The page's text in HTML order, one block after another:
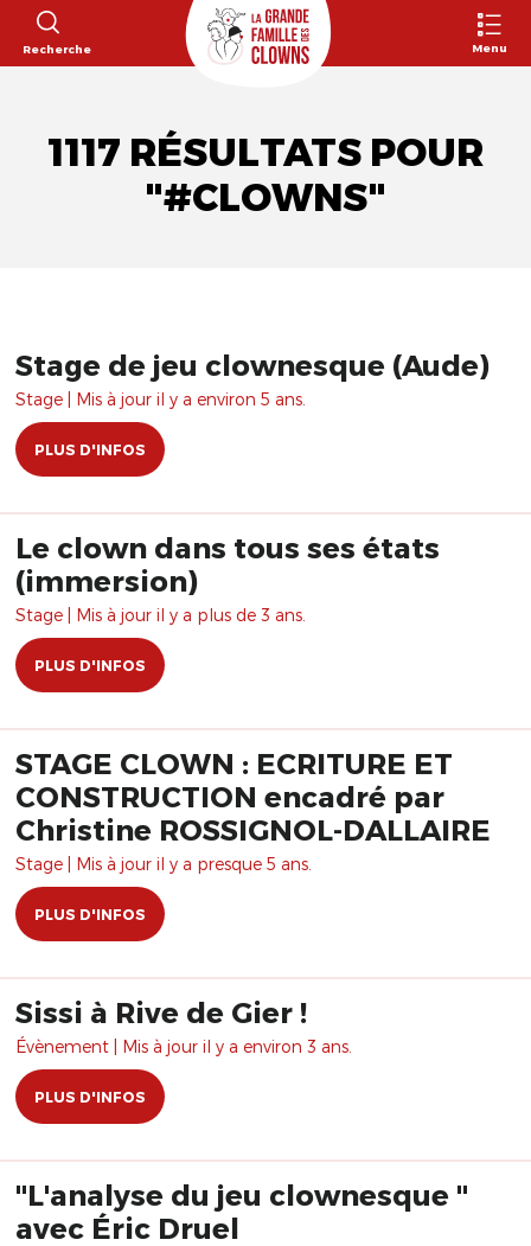
Recherche Menu
1117 RÉSULTATS POUR
"#CLOWNS"
Stage de jeu clownesque (Aude)
Stage | Mis à jour il y a environ 5 ans.
PLUS D'INFOS
Le clown dans tous ses états
(immersion)
Stage | Mis à jour il y a plus de 3 ans.
PLUS D'INFOS
STAGE CLOWN : ECRITURE ET
CONSTRUCTION encadré par
Christine ROSSIGNOL-DALLAIRE
Stage | Mis à jour il y a presque 5 ans.
PLUS D'INFOS
Sissi à Rive de Gier !
Évènement | Mis à jour il y a environ 3 ans.
PLUS D'INFOS
"L'analyse du jeu clownesque "
avec Éric Druel